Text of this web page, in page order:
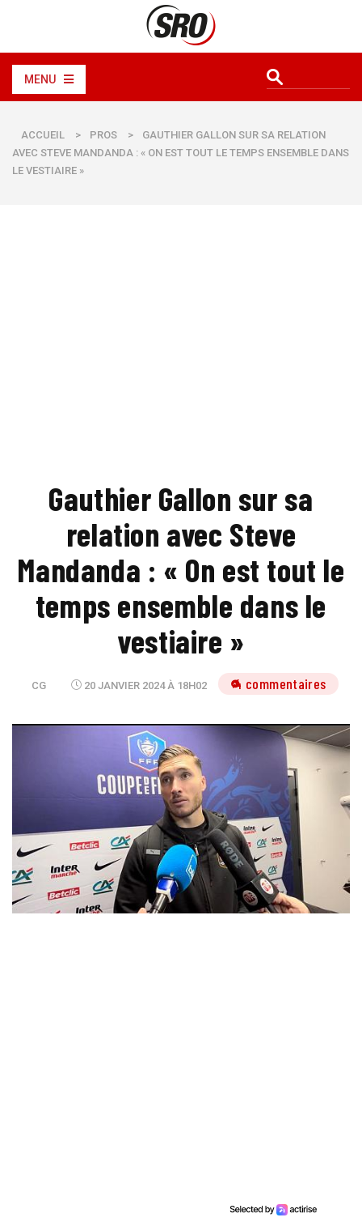
MENU
ACCUEIL > PROS >
GAUTHIER GALLON SUR SA RELATION
AVEC STEVE MANDANDA : « ON EST TOUT LE TEMPS ENSEMBLE DANS
LE VESTIAIRE »
Gauthier Gallon sur sa
relation avec Steve
Mandanda : « On est tout le
temps ensemble dans le
vestiaire »
CG 20 JANVIER 2024 À 18H02 4 commentaires